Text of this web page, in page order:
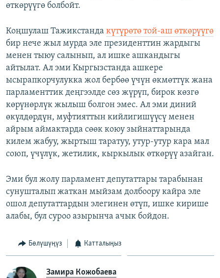
өткөрүүгө болбойт.
Коңшулаш Тажикстанда күтүрөтө той-аш өткөрүүгө
бир нече жыл мурда эле президенттин жардыгы
менен тыюу салынып, ал ишке ашкандыгы
айтылат. Ал эми Кыргызстанда ашкере
ысырапкорчулукка жол бербөө үчүн өкмөттүк жана
парламенттик деңгээлде сөз жүрүп, бирок көзгө
көрүнөрлүк жылыш болгон эмес. Ал эми диний
өкүлдөрдүн, муфтияттын кийлигишүүсү менен
айрым аймактарда сөөк коюу зыйнаттарында
килем жабуу, жыртыш таратуу, утур-утур кара мал
союп, үчүлүк, жетилик, кыркылык өткөрүү азайган.
Эми бул жолу парламент депутаттары тарабынан
сунушталып жаткан мыйзам долбоору кайра эле
ошол депутаттардын элегинен өтүп, ишке кирише
алабы, бул суроо азырынча ачык бойдон.
Бөлүшүңүз Катталыңыз
Замира Кожобаева